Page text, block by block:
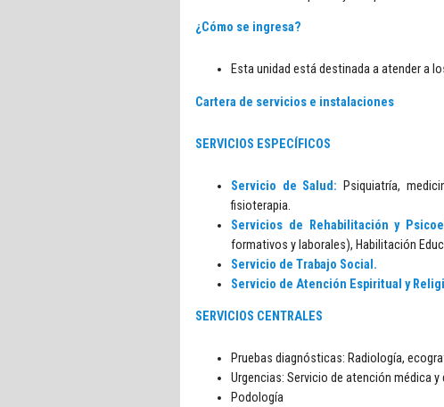
¿Cómo se ingresa?
Esta unidad está destinada a atender a
Cartera de servicios e instalaciones
SERVICIOS ESPECÍFICOS
Servicio de Salud: Psiquiatría,
fisioterapia.
Servicios de Rehabilitación y
formativos y laborales), Habilitación
Servicio de Trabajo Social.
Servicio de Atención Espiritual y
SERVICIOS CENTRALES
Pruebas diagnósticas: Radiología,
Urgencias: Servicio de atención médica y
Podología